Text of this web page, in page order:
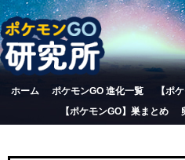
ホーム ポケモンGO 進化一覧
【ポ
【ポケモンGO】巣まとめ